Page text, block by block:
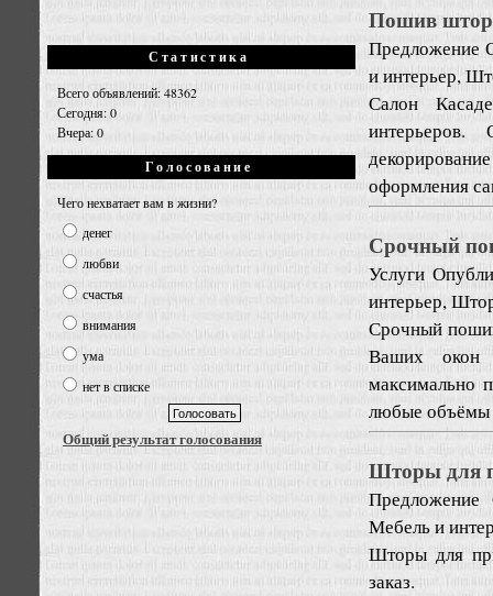
Статистика
Всего объявлений: 48362
Сегодня: 0
Вчера: 0
Голосование
Чего нехватает вам в жизни?
денег
любви
счастья
внимания
ума
нет в списке
Общий результат голосования
Пошив штор
Предложение
и интерьер,
Салон
интерьеров.
оформления
Срочный
Услуги
интерьер,
Срочный
Ваших окон
максимально
любые объёмы
Шторы для
Предложение
Мебель и
Шторы для
заказ.